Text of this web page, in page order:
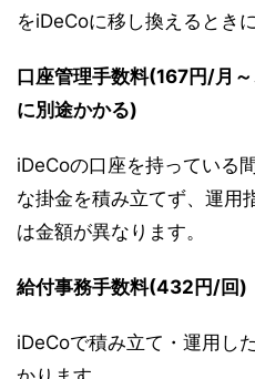
をiDeCoに移し換えるとき
口座管理手数料(167円/月
に別途かかる)
iDeCoの口座を持っている
な掛金を積み立てず、運用
は金額が異なります。
給付事務手数料(432円/回)
iDeCoで積み立て・運用し